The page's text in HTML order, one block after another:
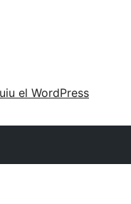
el WordPress